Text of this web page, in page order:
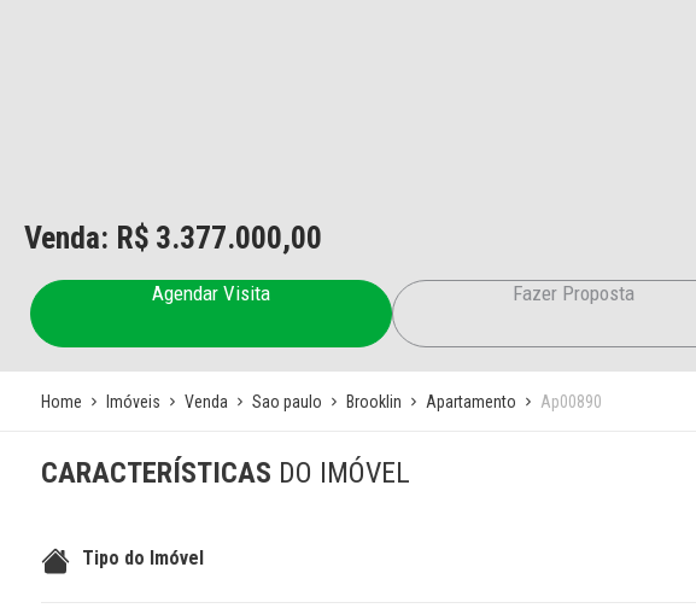
Venda: R$ 3.377.000,00
Agendar Visita Fazer Proposta
Home Imóveis Venda Sao paulo Brooklin Apartamento Ap00890
CARACTERÍSTICAS DO IMÓVEL
Tipo do Imóvel